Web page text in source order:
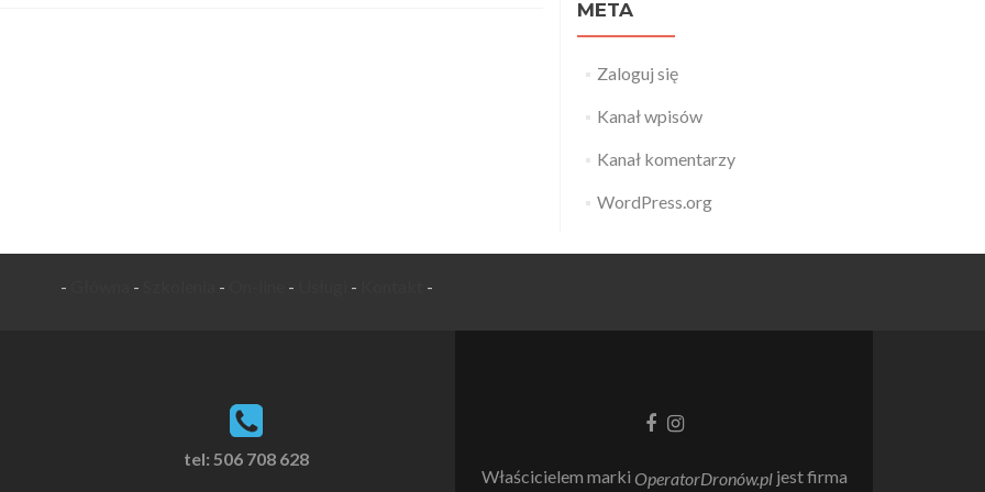
META
Zaloguj się
Kanał wpisów
Kanał komentarzy
WordPress.org
- - - - - -
tel: 506 708 628
LinkLink
Właścicielem marki OperatorDronów.pljest firma